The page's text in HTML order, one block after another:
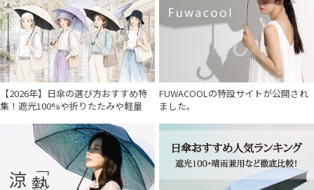
マジカルテック
mila schon
ミラ・ショーン
OTHER BRAND
アザーブランド
PAUL&JOE ACCESSOIRES
ポールアンドジョー アクセソワ
POLO RALPH LAUREN
ポロ ラルフ ローレン
【2026年】日傘の選び方おすすめ特
集！遮光100%や折りたたみや軽量
FUWACOOLの特設サイトが公開され
ました。